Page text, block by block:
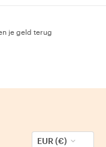
je geld terug
EUR (€)